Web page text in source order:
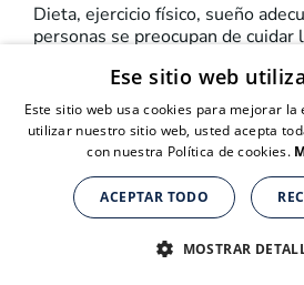
Dieta, ejercicio físico, sueño
personas se preocupan de cuidar
Ese sitio web
Este sitio web usa cookies para mejorar
utilizar nuestro sitio web, usted acepta
con nuestra Política de cookies.
ACEPTAR TODO
MOSTRAR